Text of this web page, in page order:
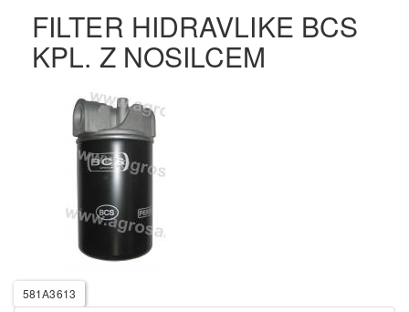
FILTER HIDRAVLIKE BCS
KPL. Z NOSILCEM
581A3613